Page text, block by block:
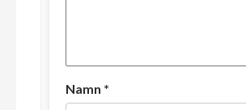
Namn *